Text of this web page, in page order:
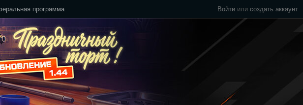
Войти или создать аккаунт
программа